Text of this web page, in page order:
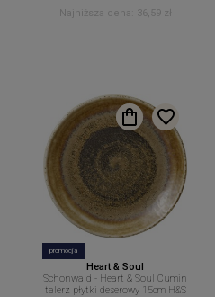
Najniższa cena:
36,59 zł
promocja
Heart & Soul
Schonwald - Heart & Soul Cumin
talerz płytki deserowy 15cm H&S